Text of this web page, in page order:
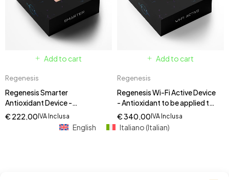
Add to cart
Regenesis
Regenesis Smarter
Antioxidant Device -
Antioxidant to Apply to
Smartphone - Wave and
Electromagnetic Pollution
€ 222,00 IVA Inclusa
Add to cart
Regenesis
Regenesis Wi-Fi Active Device
- Antioxidant to be applied to
Wi-Fi Modem - Frequency
Harmonizer and
Electromagnetic Pollution
€340,00 IVA Inclusa
English Italiano(Italian)